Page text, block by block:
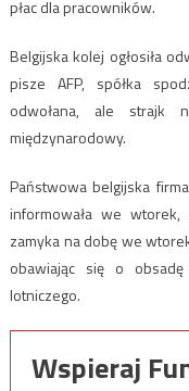
płac dla pracowników.
Belgijska kolej ogłosiła
pisze AFP, spółka
odwołana, ale strajk
międzynarodowy.
Państwowa belgijska
informowała we
zamyka na dobę we
obawiając się o
lotniczego.
Wspieraj